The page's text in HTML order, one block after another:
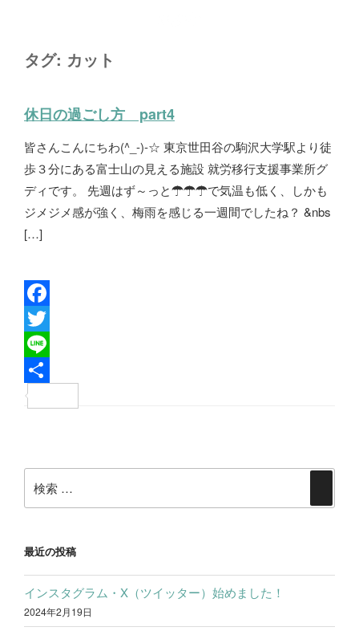
タグ: カット
休日の過ごし方 part4
皆さんこんにちわ(^_-)-☆ 東京世田谷の駒沢大学駅より徒
歩３分にある富士山の見える施設 就労移行支援事業所グ
ディです。 先週はず～っと☂☂☂で気温も低く、しかも
ジメジメ感が強く、梅雨を感じる一週間でしたね？ &nbs
[…]
F
a
c
e
o
T
w
i
e
L
i
ナ
ビ
ー
シ
ョ
ン
索:
索
最近の投稿
インスタグラム・X（ツイッター）始めました！
2024年2月19日